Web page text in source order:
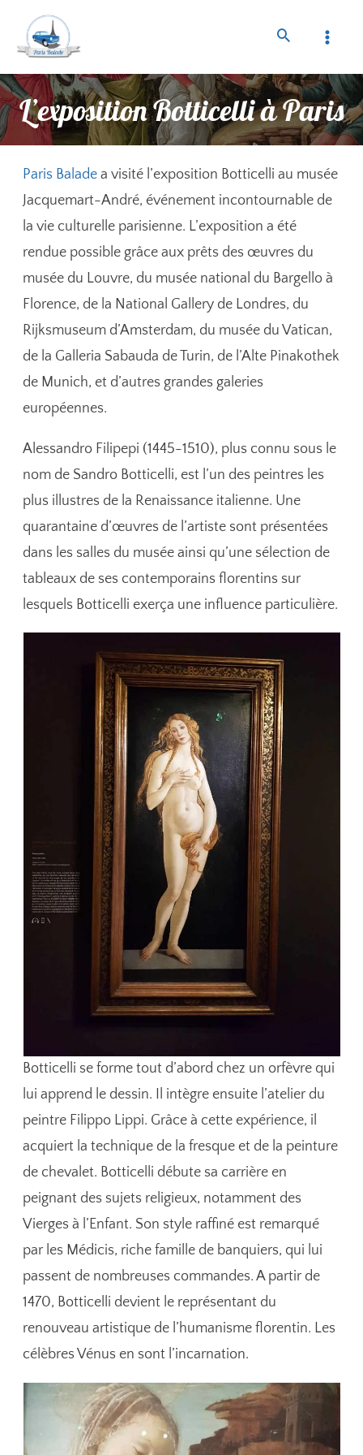
L’exposition Botticelli à Paris
Paris Balade a visité l’exposition Botticelli au musée
Jacquemart-André, événement incontournable de
la vie culturelle parisienne. L’exposition a été
rendue possible grâce aux prêts des œuvres du
musée du Louvre, du musée national du Bargello à
Florence, de la National Gallery de Londres, du
Rijksmuseum d’Amsterdam, du musée du Vatican,
de la Galleria Sabauda de Turin, de l’Alte Pinakothek
de Munich, et d’autres grandes galeries
européennes.
Alessandro Filipepi (1445-1510), plus connu sous le
nom de Sandro Botticelli, est l’un des peintres les
plus illustres de la Renaissance italienne. Une
quarantaine d’œuvres de l’artiste sont présentées
dans les salles du musée ainsi qu’une sélection de
tableaux de ses contemporains florentins sur
lesquels Botticelli exerça une influence particulière.
Botticelli se forme tout d’abord chez un orfèvre qui
lui apprend le dessin. Il intègre ensuite l’atelier du
peintre Filippo Lippi. Grâce à cette expérience, il
acquiert la technique de la fresque et de la peinture
de chevalet. Botticelli débute sa carrière en
peignant des sujets religieux, notamment des
Vierges à l’Enfant. Son style raffiné est remarqué
par les Médicis, riche famille de banquiers, qui lui
passent de nombreuses commandes. A partir de
1470, Botticelli devient le représentant du
renouveau artistique de l’humanisme florentin. Les
célèbres Vénus en sont l’incarnation.